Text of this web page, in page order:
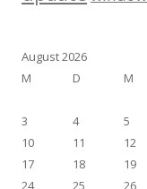
August 2026
M
D M
3
4 5
10
11 12
17
18 19
24
25 26